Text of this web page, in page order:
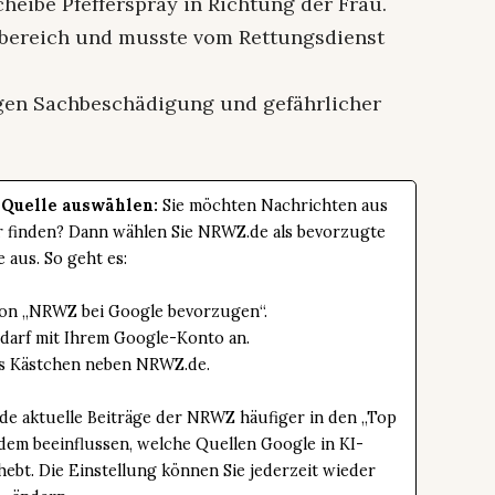
und musste vom Rettungsdienst
Sachbeschädigung und gefährlicher
auswählen: Sie möchten Nachrichten aus
Dann wählen Sie NRWZ.de als bevorzugte
aus. So geht es:
„NRWZ bei Google bevorzugen“.
mit Ihrem Google-Konto an.
Kästchen neben NRWZ.de.
aktuelle Beiträge der NRWZ häufiger in den „Top
beeinflussen, welche Quellen Google in KI-
Die Einstellung können Sie jederzeit wieder